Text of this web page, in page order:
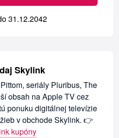
31.12.2042
Skylink
seriály Pluribus, The
obsah na Apple TV cez
ponuku digitálnej televízie
v obchode Skylink. 👉
kupóny